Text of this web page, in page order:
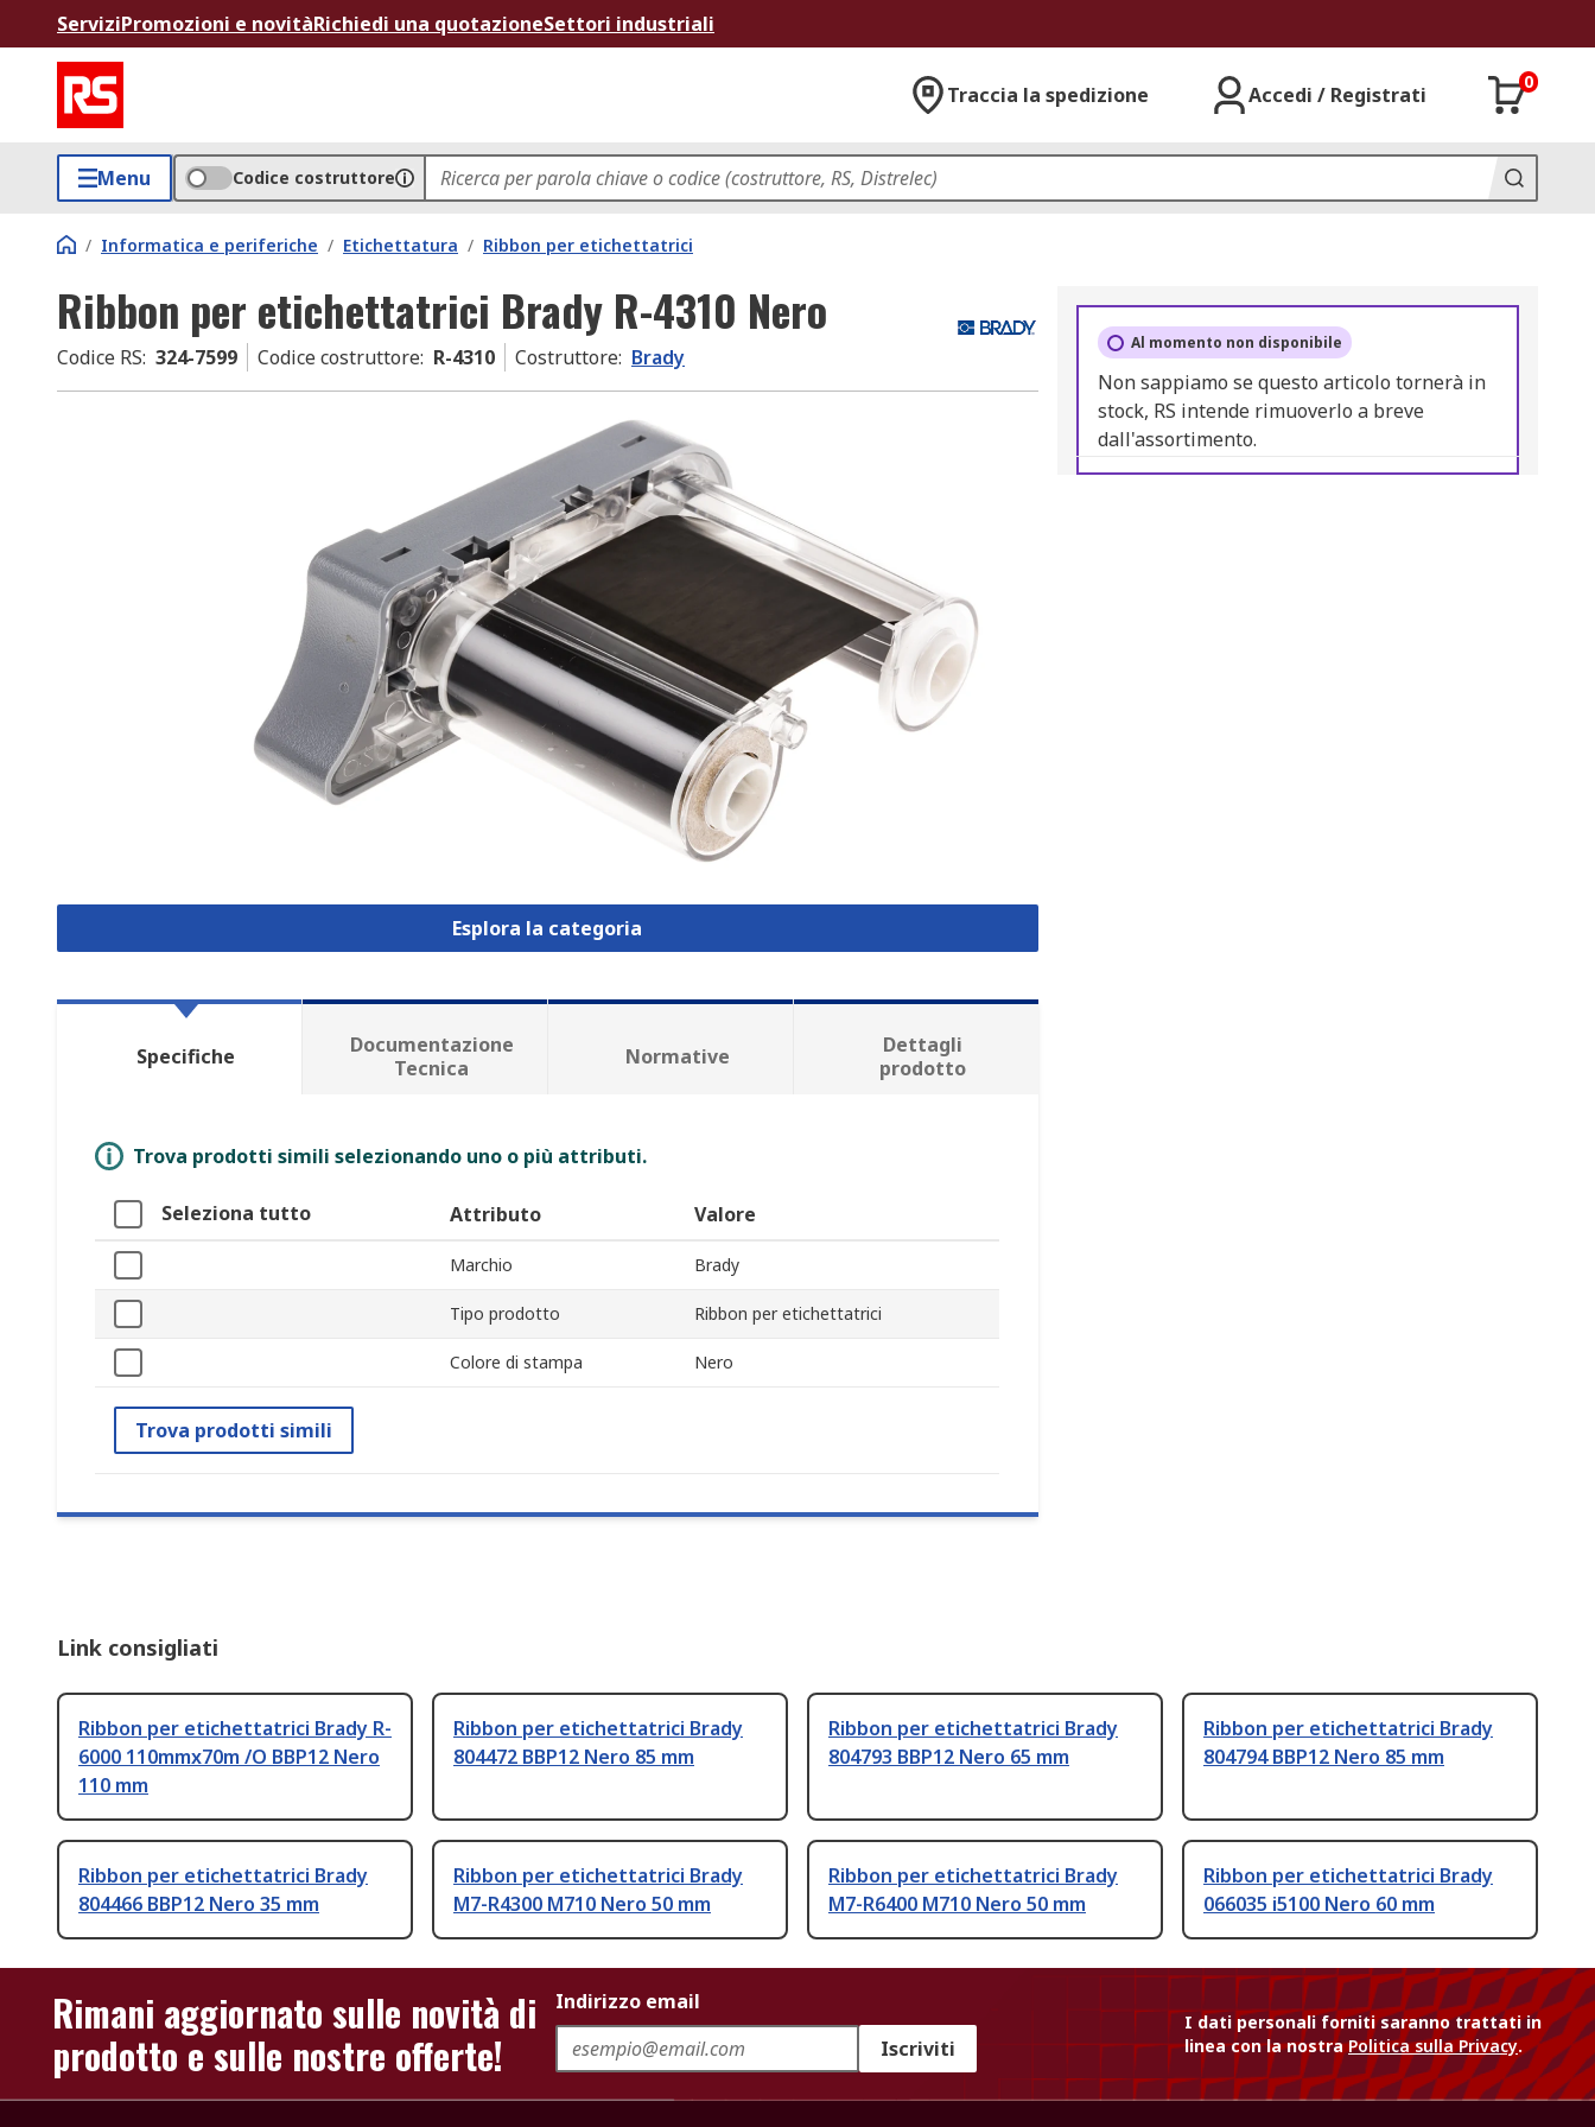
ServiziPromozioni e novitàRichiedi una quotazioneSettori industriali
Traccia la spedizione Accedi / Registrati
0
Menu Codice costruttore
/ Informatica e periferiche / Etichettatura / Ribbon per etichettatrici
Ribbon per etichettatrici Brady R-4310 Nero
Codice RS: 324-7599 Codice costruttore: R-4310 Costruttore: Brady
Esplora la categoria
Al momento non disponibile
Non sappiamo se questo articolo tornerà in
stock, RS intende rimuoverlo a breve
dall'assortimento.
Specifiche
Documentazione
Tecnica
Normative
Dettagli
prodotto
Trova prodotti simili selezionando uno o più attributi.
Seleziona tutto Attributo Valore
Marchio Brady
Tipo prodotto Ribbon per etichettatrici
Colore di stampa Nero
Trova prodotti simili
Link consigliati
Ribbon per etichettatrici Brady R-
6000 110mmx70m /O BBP12 Nero
110 mm
Ribbon per etichettatrici Brady
804472 BBP12 Nero 85 mm
Ribbon per etichettatrici Brady
804793 BBP12 Nero 65 mm
Ribbon per etichettatrici Brady
804794 BBP12 Nero 85 mm
Ribbon per etichettatrici Brady
804466 BBP12 Nero 35 mm
Ribbon per etichettatrici Brady
M7-R4300 M710 Nero 50 mm
Ribbon per etichettatrici Brady
M7-R6400 M710 Nero 50 mm
Ribbon per etichettatrici Brady
066035 i5100 Nero 60 mm
Rimani aggiornato sulle novità di
prodotto e sulle nostre offerte!
Indirizzo email
Iscriviti
I dati personali forniti saranno trattati in
linea con la nostraPolitica sulla Privacy.